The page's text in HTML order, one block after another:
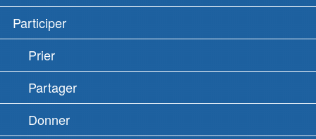
Participer
Prier
Partager
Donner